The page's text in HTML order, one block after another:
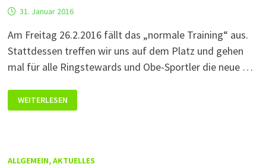
31. Januar 2016
Am Freitag 26.2.2016 fällt das „normale Training“ aus.
Stattdessen treffen wir uns auf dem Platz und gehen
mal für alle Ringstewards und Obe-Sportler die neue …
NEUE
PRÜFUNGSORDNUNG
WEITERLESEN
ALLGEMEIN, AKTUELLES